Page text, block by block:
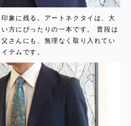
象に残る。アートネクタイは、大
方にぴったりの一本です。 普段は
さんにも、無理なく取り入れてい
テムです。